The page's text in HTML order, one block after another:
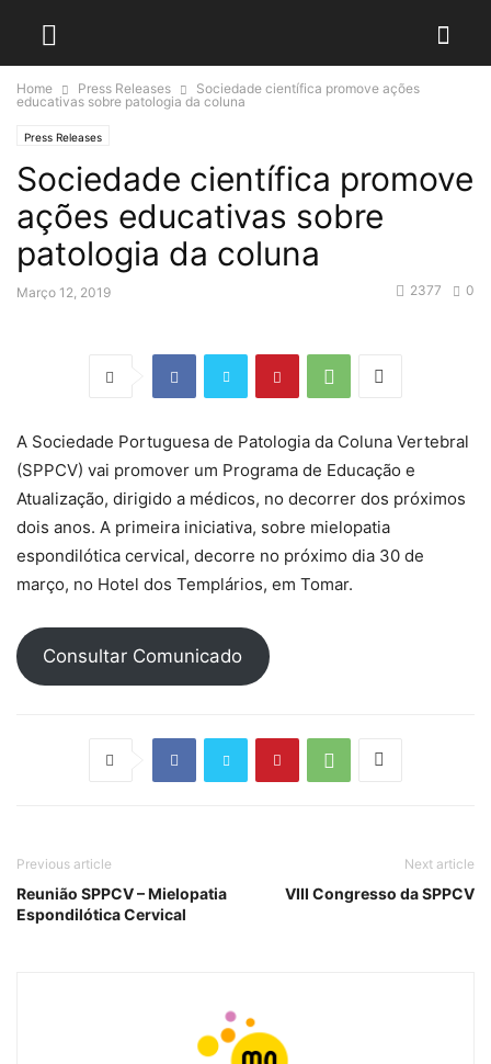
Home Press Releases
Sociedade científica promove ações
educativas sobre patologia da coluna
Press Releases
Sociedade científica promove
ações educativas sobre
patologia da coluna
Março 12, 2019 0
2377
A Sociedade Portuguesa de Patologia da Coluna Vertebral
(SPPCV) vai promover um Programa de Educação e
Atualização, dirigido a médicos, no decorrer dos próximos
dois anos. A primeira iniciativa, sobre mielopatia
espondilótica cervical, decorre no próximo dia 30 de
março, no Hotel dos Templários, em Tomar.
Consultar Comunicado
Previous article
Reunião SPPCV – Mielopatia
Espondilótica Cervical
Next article
VIII Congresso da SPPCV